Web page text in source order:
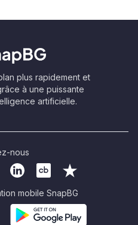
plus rapidement et
à une puissante
artificielle.
nous
mobile SnapBG